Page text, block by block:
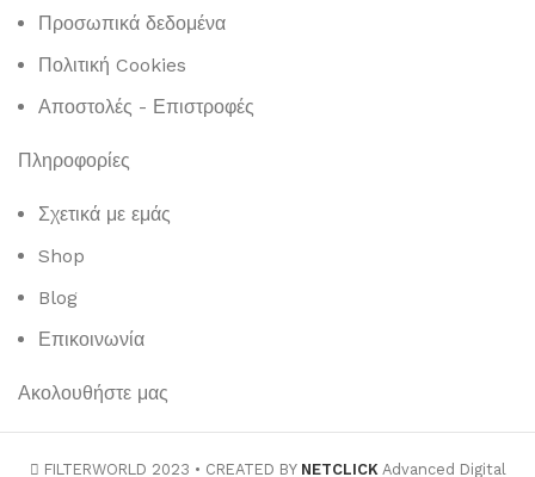
Προσωπικά δεδομένα
Πολιτική Cookies
Αποστολές - Επιστροφές
Πληροφορίες
Σχετικά με εμάς
Shop
Blog
Επικοινωνία
Ακολουθήστε μας
FILTERWORLD 2023 • CREATED BY NETCLICK Advanced Digital